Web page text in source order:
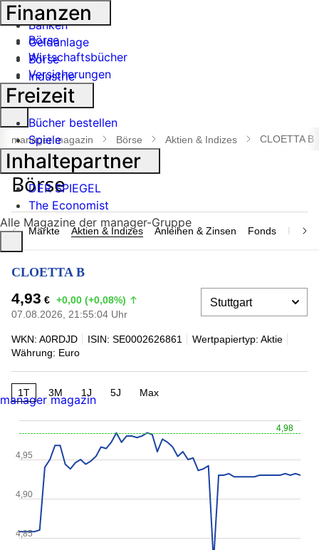
Handel
Banken
Geldanlage
Börse
Industrie
Suche
öffnen
manager magazin Börse Aktien & Indizes CLOETTA B
Märkte Aktien & Indizes Anleihen & Zinsen Fonds
CLOETTA B
4,93 € +0,00 (+0,08%)
07.08.2026, 21:55:04 Uhr
WKN: A0RDJD ISIN: SE0002626861
Wertpapiertyp: Aktie
Währung: Euro
1T 3M 1J 5J Max
4,98
4,85
4,90
4,95
Finanzen
Börse
Wirtschaftsbücher
Versicherungen
Freizeit
Bücher bestellen
Spiele
Inhaltepartner
DER SPIEGEL
The Economist
Alle Magazine der manager-Gruppe
manager magazin